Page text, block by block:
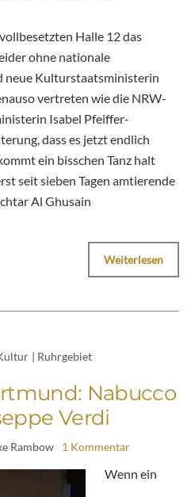
Halle 12 das
ohne nationale
neue Kulturstaatsministerin
vertreten wie die NRW-
Isabel Pfeiffer-
dass es jetzt endlich
ein bisschen Tanz halt
seit sieben Tagen amtierende
Al Ghusain
Weiterlesen
| Ruhrgebiet
Nabucco
Verdi
Rambow 1 Kommentar
Wenn ein